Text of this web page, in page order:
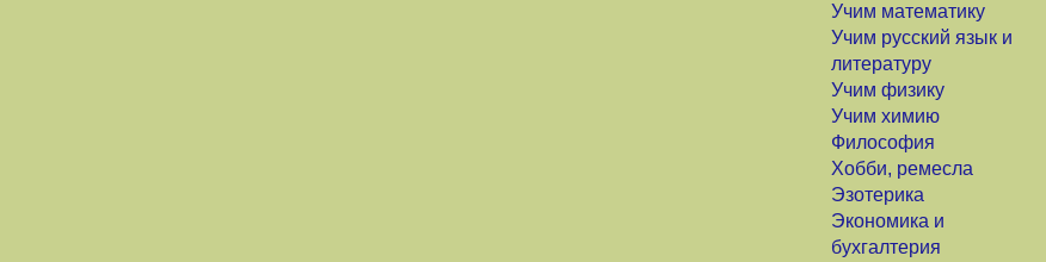
Учим математику
Учим русский язык и
литературу
Учим физику
Учим химию
Философия
Хобби, ремесла
Эзотерика
Экономика и
бухгалтерия